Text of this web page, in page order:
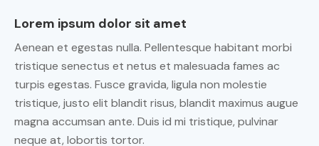
Lorem ipsum dolor sit amet
Aenean et egestas nulla. Pellentesque habitant morbi
tristique senectus et netus et malesuada fames ac
turpis egestas. Fusce gravida, ligula non molestie
tristique, justo elit blandit risus, blandit maximus augue
magna accumsan ante. Duis id mi tristique, pulvinar
neque at, lobortis tortor.